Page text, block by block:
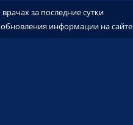
за последние сутки
обновления информации на сайте